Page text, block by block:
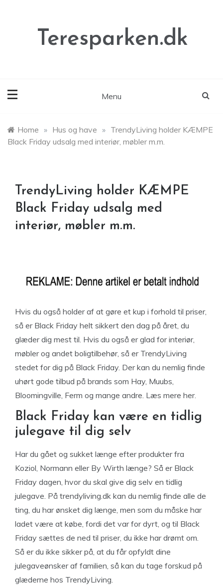
Teresparken.dk
Menu
Home » Hus og have » TrendyLiving holder KÆMPE
Black Friday udsalg med interiør, møbler m.m.
TrendyLiving holder KÆMPE
Black Friday udsalg med
interiør, møbler m.m.
Hvis du også holder af at gøre et kup i forhold til priser,
så er Black Friday helt sikkert den dag på året, du
glæder dig mest til. Hvis du også er glad for interiør,
møbler og andet boligtilbehør, så er TrendyLiving
stedet for dig på Black Friday. Der kan du nemlig finde
uhørt gode tilbud på brands som Hay, Muubs,
Bloomingville, Ferm og mange andre. Læs mere her.
Black Friday kan være en tidlig
julegave til dig selv
Har du gået og sukket længe efter produkter fra
Koziol, Normann eller By Wirth længe? Så er Black
Friday dagen, hvor du skal give dig selv en tidlig
julegave. På trendyliving.dk kan du nemlig finde alle de
ting, du har ønsket dig længe, men som du måske har
ladet være at købe, fordi det var for dyrt, og til Black
Friday sættes de ned til priser, du ikke har drømt om.
Så er du ikke sikker på, at du får opfyldt dine
julegaveønsker af familien, så kan du tage forskud på
glæderne hos TrendyLiving.